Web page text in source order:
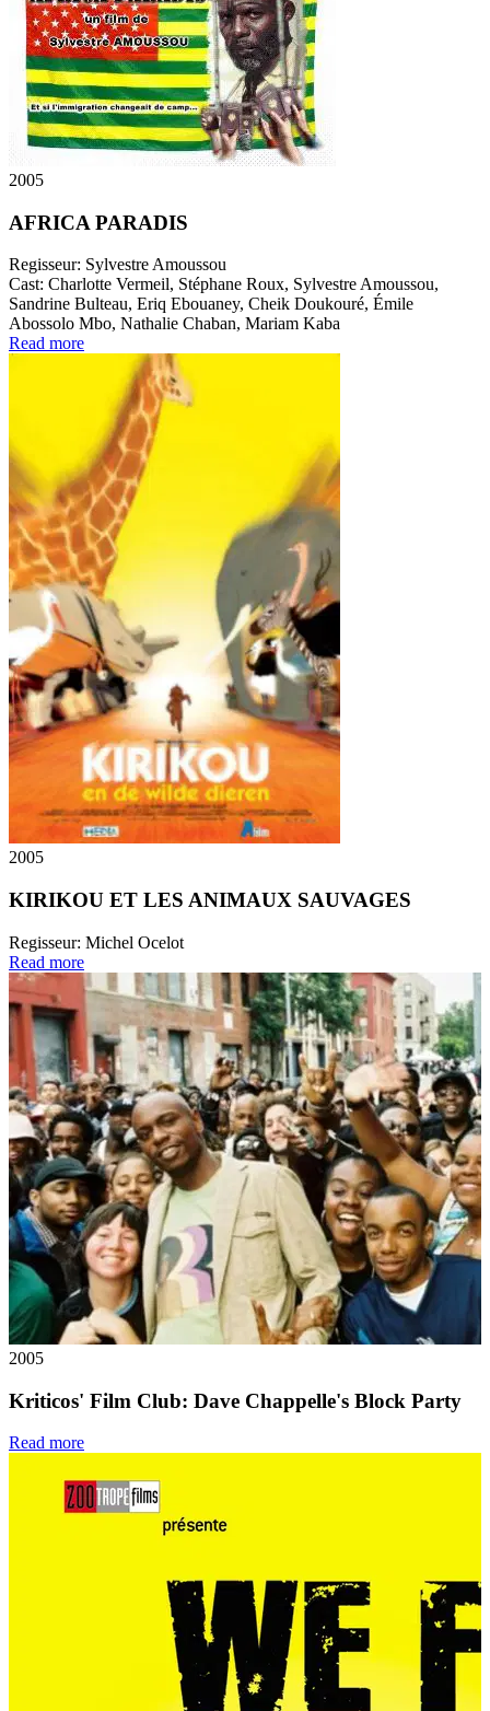
2005
AFRICA PARADIS
Regisseur: Sylvestre Amoussou
Cast: Charlotte Vermeil, Stéphane Roux, Sylvestre Amoussou,
Sandrine Bulteau, Eriq Ebouaney, Cheik Doukouré, Émile
Abossolo Mbo, Nathalie Chaban, Mariam Kaba
Read more
2005
KIRIKOU ET LES ANIMAUX SAUVAGES
Regisseur: Michel Ocelot
Read more
2005
Kriticos' Film Club: Dave Chappelle's Block Party
Read more